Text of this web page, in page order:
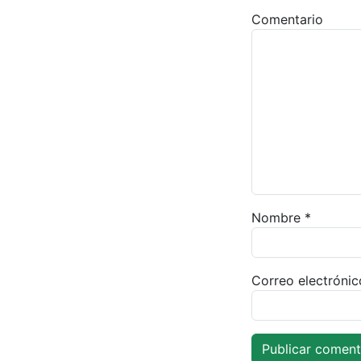
Comentario
Nombre *
Correo